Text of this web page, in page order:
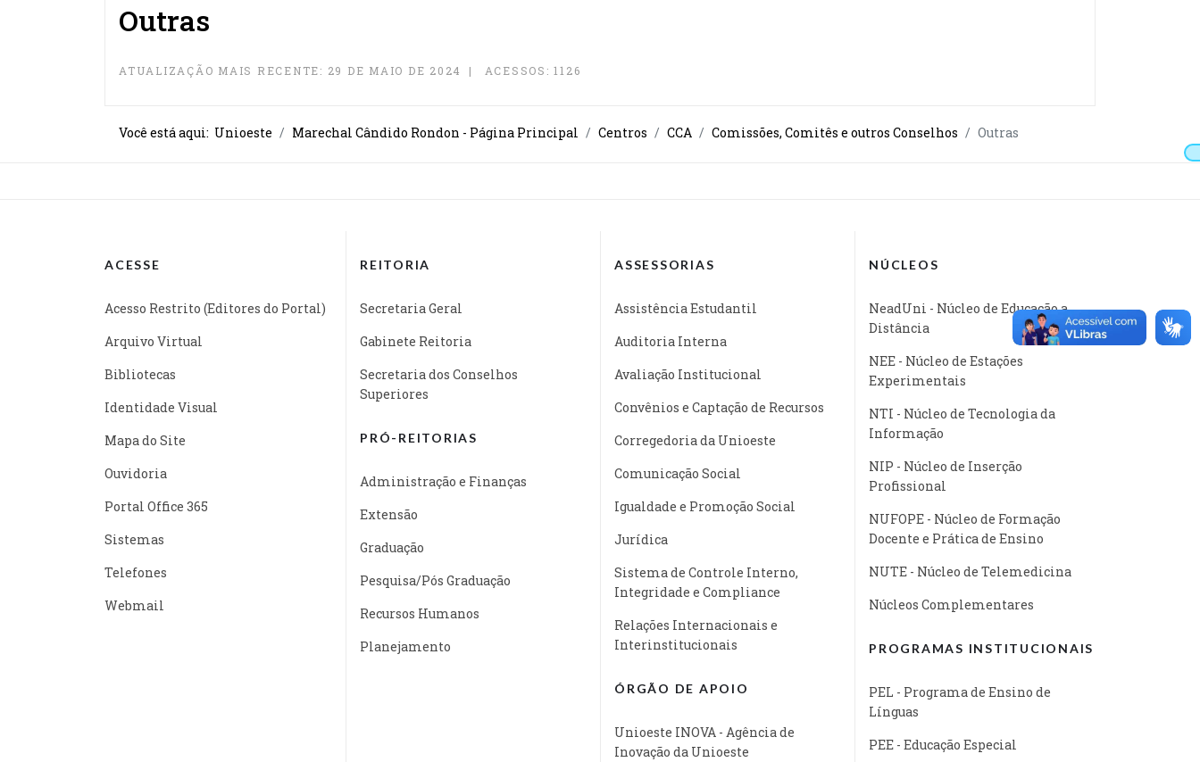
Outras
ATUALIZAÇÃO MAIS RECENTE: 29 DE MAIO DE 2024 ACESSOS: 1126
Você está aqui: Unioeste Marechal Cândido Rondon - Página Principal Centros CCA Comissões, Comitês e outros Conselhos Outras
ACESSE
Acesso Restrito (Editores do Portal)
Arquivo Virtual
Bibliotecas
Identidade Visual
Mapa do Site
Ouvidoria
Portal Office 365
Sistemas
Telefones
Webmail
REITORIA
Secretaria Geral
Gabinete Reitoria
Secretaria dos Conselhos
Superiores
PRÓ-REITORIAS
Administração e Finanças
Extensão
Graduação
Pesquisa/Pós Graduação
Recursos Humanos
Planejamento
ASSESSORIAS
Assistência Estudantil
Auditoria Interna
Avaliação Institucional
Convênios e Captação de Recursos
Corregedoria da Unioeste
Comunicação Social
Igualdade e Promoção Social
Jurídica
Sistema de Controle Interno,
Integridade e Compliance
Relações Internacionais e
Interinstitucionais
ÓRGÃO DE APOIO
Unioeste INOVA - Agência de
Inovação da Unioeste
NÚCLEOS
NeadUni - Núcleo de Educação a
Distância
NEE - Núcleo de Estações
Experimentais
NTI - Núcleo de Tecnologia da
Informação
NIP - Núcleo de Inserção
Profissional
NUFOPE - Núcleo de Formação
Docente e Prática de Ensino
NUTE - Núcleo de Telemedicina
Núcleos Complementares
PROGRAMAS INSTITUCIONAIS
PEL - Programa de Ensino de
Línguas
PEE - Educação Especial